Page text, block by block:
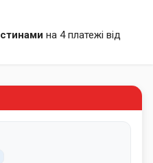
на 4 платежі від